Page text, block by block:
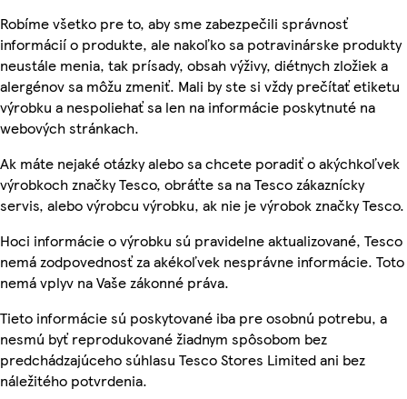
Robíme všetko pre to, aby sme zabezpečili správnosť
informácií o produkte, ale nakoľko sa potravinárske produkty
neustále menia, tak prísady, obsah výživy, diétnych zložiek a
alergénov sa môžu zmeniť. Mali by ste si vždy prečítať etiketu
výrobku a nespoliehať sa len na informácie poskytnuté na
webových stránkach.
Ak máte nejaké otázky alebo sa chcete poradiť o akýchkoľvek
výrobkoch značky Tesco, obráťte sa na Tesco zákaznícky
servis, alebo výrobcu výrobku, ak nie je výrobok značky Tesco.
Hoci informácie o výrobku sú pravidelne aktualizované, Tesco
nemá zodpovednosť za akékoľvek nesprávne informácie. Toto
nemá vplyv na Vaše zákonné práva.
Tieto informácie sú poskytované iba pre osobnú potrebu, a
nesmú byť reprodukované žiadnym spôsobom bez
predchádzajúceho súhlasu Tesco Stores Limited ani bez
náležitého potvrdenia.